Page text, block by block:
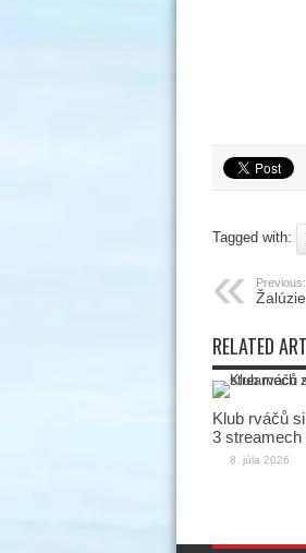
Tagged with:
Previous:
RELATED
Klub rváčů
3 streamech
8. júla 2026